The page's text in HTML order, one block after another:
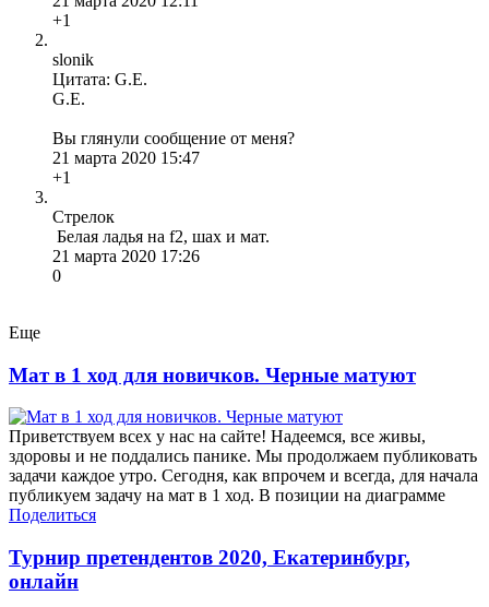
+1
slonik
Цитата: G.E.
G.E.
Вы глянули сообщение от меня?
21 марта 2020 15:47
+1
Стрелок
Белая ладья на f2, шах и мат.
21 марта 2020 17:26
0
Еще
Мат в 1 ход для новичков. Черные матуют
Приветствуем всех у нас на сайте! Надеемся, все живы,
здоровы и не поддались панике. Мы продолжаем публиковать
задачи каждое утро. Сегодня, как впрочем и всегда, для начала
публикуем задачу на мат в 1 ход. В позиции на диаграмме
Поделиться
Турнир претендентов 2020, Екатеринбург,
онлайн